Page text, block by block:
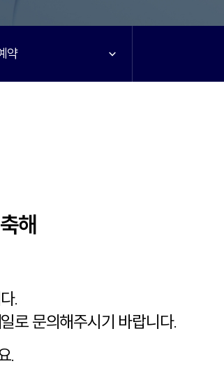
약
해
.
로 문의해주시기 바랍니다.
.